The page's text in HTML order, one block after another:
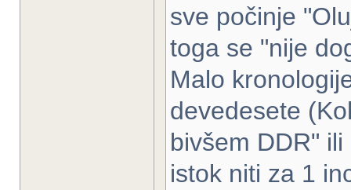
sve počinje
toga se "nije
Malo
devedesete
bivšem DDR"
istok niti za 1